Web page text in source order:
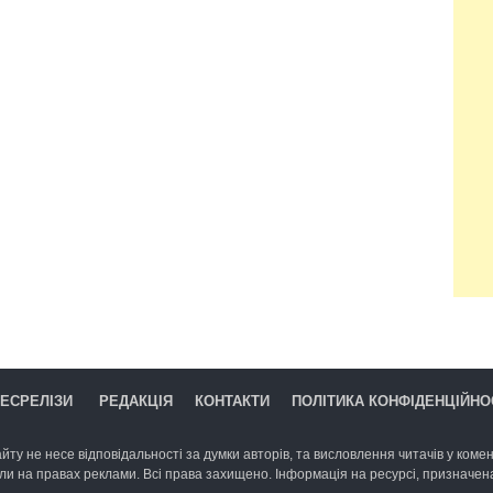
РЕДАКЦІЯ КОНТАКТИ ПОЛІТИКА
не несе відповідальності за думки авторів, та висловлення читачів у
на правах реклами. Всі права захищено. Інформація на ресурсі,